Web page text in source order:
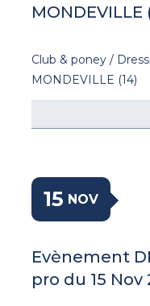
MONDEVILLE
Club & poney /
MONDEVILLE (14)
15 NOV
Evènement
pro du 15 Nov